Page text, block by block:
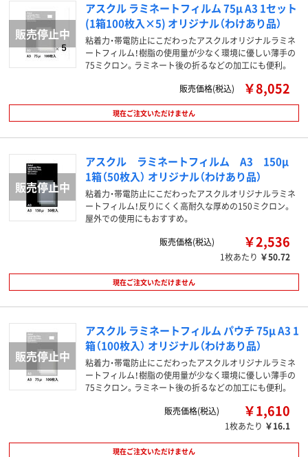
アスクル ラミネートフィルム 75μ A3 1セット
(1箱100枚入×5) オリジナル（わけあり品）
粘着力・帯電防止にこだわったアスクルオリジナルラミネ
ートフィルム！樹脂の使用量が少なく環境に優しい薄手の
75ミクロン。ラミネート後の折るなどの加工にも便利。
販売価格(税込)
￥8,052
現在ご注文いただけません
アスクル ラミネートフィルム A3 150μ
1箱（50枚入） オリジナル（わけあり品）
粘着力・帯電防止にこだわったアスクルオリジナルラミネ
ートフィルム！反りにくく高耐久な厚めの150ミクロン。
屋外での使用にもおすすめ。
販売価格(税込)
￥2,536
1枚あたり ￥50.72
現在ご注文いただけません
アスクル ラミネートフィルム パウチ 75μ A3 1
箱（100枚入） オリジナル（わけあり品）
粘着力・帯電防止にこだわったアスクルオリジナルラミネ
ートフィルム！樹脂の使用量が少なく環境に優しい薄手の
75ミクロン。ラミネート後の折るなどの加工にも便利。
販売価格(税込)
￥1,610
1枚あたり ￥16.1
現在ご注文いただけません